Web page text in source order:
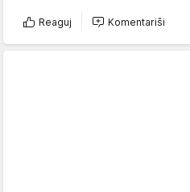
Reaguj Komentariši